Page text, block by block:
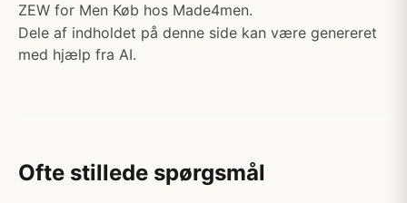
ZEW for Men Køb hos Made4men.
Dele af indholdet på denne side kan være genereret
med hjælp fra AI.
Ofte stillede spørgsmål